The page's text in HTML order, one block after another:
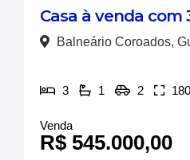
Casa à venda com
Balneário Coroados,
3 1 2
Venda
R$ 545.000,00